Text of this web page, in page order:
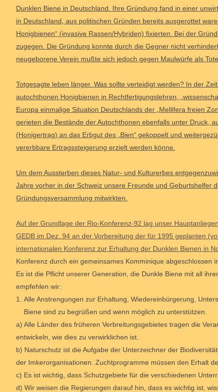
Dunklen Biene in Deutschland. Ihre Gründung fand in einer
in Deutschland, aus politischen Gründen bereits ausgerottet
Honigbienen“ (invasive Rassen/Hybriden) fixierten. Bei der
zugegen. Die Gründung konnte durch die Gegner nicht
neugeborene Verein mußte sich jedoch gegen Maulwürfe als
Totgesagte leben länger. Was sollte verteidigt werden? In der
autochthonen Honigbienen in Rechtfertigungslehren,
Europa einmalige Situation Deutschlands der „Mellifera freien
gerieten die Bestände der Autochthonen ebenfalls unter Druck,
(Honigertrag) an das Erbgut des „Bien“ gekoppelt und
vererbbare Ertragssteigerung erzielt werden könne.
Um dem Aussterben dieses Natur- und Kulturerbes
Jahre vorher in der Schweiz unsere Freunde und Geburtshelfer
Gründungsversammlung mitwirkten.
Auf der Grundlage der Rio-Konferenz-92 lag unser
GEDB im Dez. 94 an der Vorbereitung der für 1995 geplanten
internationalen Konferenz zur Erhaltung der Dunklen Bienen in
Konferenz durch ein gemeinsames Komminique abgeschlossen
Es ist die Pflicht unserer Generation, die Dunkle Biene mit all
empfehlen wir:
1.
Alle Anstrengungen zur Erhaltung, Wiedereinbürgerung,
Biene sind zu begrüßen und wenn möglich zu unterstützen.
a) Alle Länder des früheren Verbreitungsgebietes tragen die
entwickeln, wie dies zu verwirklichen ist.
b) Naturschutz ist die Aufgabe der Unterzeichner der
der Imkerorganisationen. Zuchtprogramme müssen den Erhalt
c) Es ist wichtig, dass Schutzgebiete für die verschiedenen
d) Wir weisen die Regierungen darauf hin, dass es wichtig ist,